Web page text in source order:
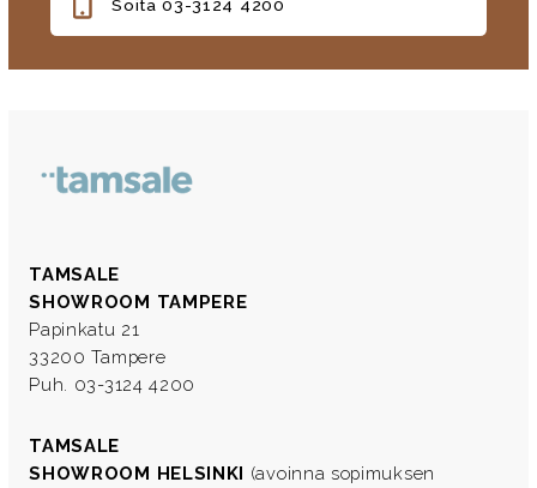
Soita 03-3124 4200
TAMSALE
SHOWROOM TAMPERE
Papinkatu 21
33200 Tampere
Puh. 03-3124 4200
TAMSALE
SHOWROOM HELSINKI (avoinna sopimuksen